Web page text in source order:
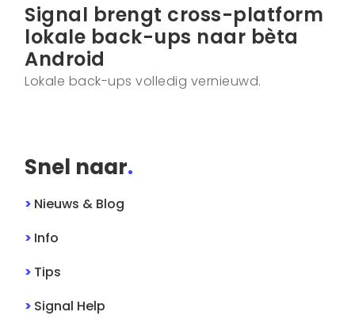
Signal brengt cross-platform
lokale back-ups naar bèta
Android
Lokale back-ups volledig vernieuwd.
Snel naar.
> Nieuws & Blog
> Info
> Tips
> Signal Help